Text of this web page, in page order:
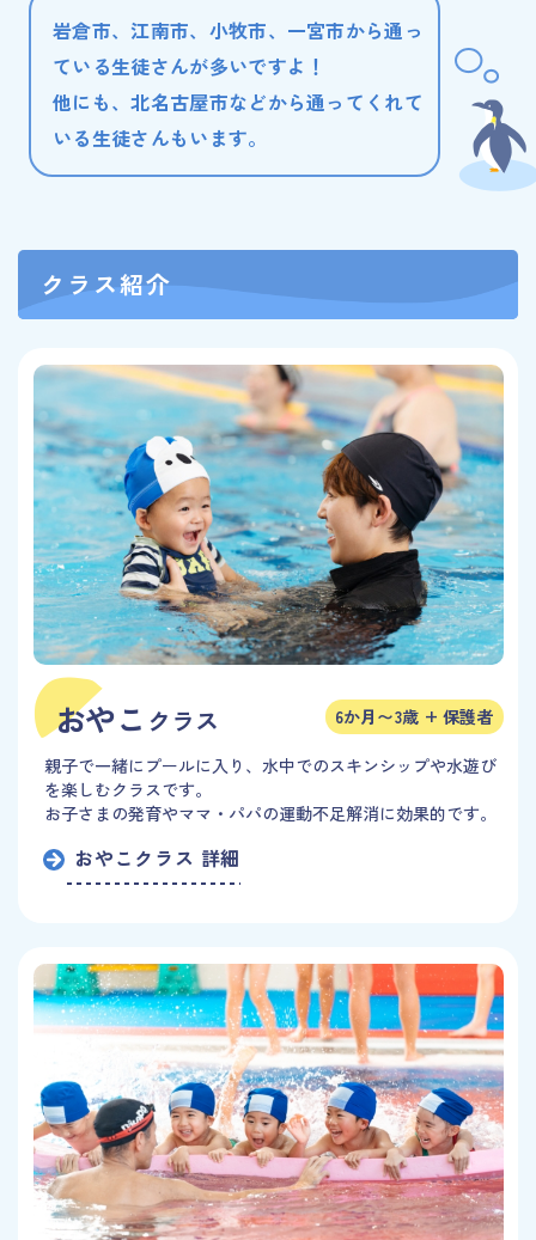
岩倉市、江南市、小牧市、一宮市から通っ
ている生徒さんが多いですよ！
他にも、北名古屋市などから通ってくれて
いる生徒さんもいます。
クラス紹介
おやこ クラス 6か月〜3歳 + 保護者
親子で一緒にプールに入り、水中でのスキンシップや水遊び
を楽しむクラスです。
お子さまの発育やママ・パパの運動不足解消に効果的です。
おやこクラス 詳細